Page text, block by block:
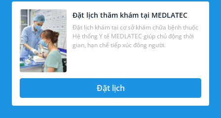
Đặt lịch thăm khám tại MEDLATEC
Đặt lịch khám tại cơ sở khám chữa bệnh thuộc
Hệ thống Y tế MEDLATEC giúp chủ động thời
gian, hạn chế tiếp xúc đông người.
Đặt lịch